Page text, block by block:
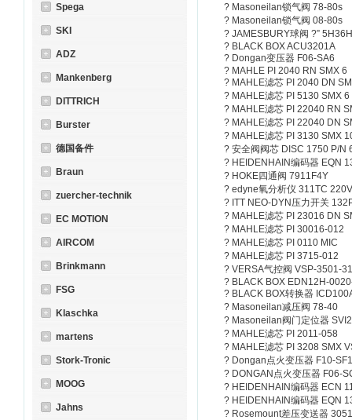
Spega
SKI
ADZ
Mankenberg
DITTRICH
Burster
德国备件
Braun
zuercher-technik
EC MOTION
AIRCOM
Brinkmann
FSG
Klaschka
martens
Stork-Tronic
MOOG
Jahns
? Masoneilan锁气阀 78-80s
? Masoneilan锁气阀 08-80s
? JAMESBURY球阀 ?”
? BLACK BOX ACU3201A
? Dongan变压器 F06-SA6
? MAHLE PI 2040 RN SMX 6
? MAHLE滤芯 PI 2040 DN
? MAHLE滤芯 PI 5130 SMX 6
? MAHLE滤芯 PI 22040 RN
? MAHLE滤芯 PI 22040 DN
? MAHLE滤芯 PI 3130 SMX
? 安全阀阀芯 DISC 1750 P/N
? HEIDENHAIN编码器 EQN
? HOKE四通阀 7911F4Y
? edyne氧分析仪 311TC
? ITT NEO-DYN压力开关
? MAHLE滤芯 PI 23016 DN
? MAHLE滤芯 PI 30016-012
? MAHLE滤芯 PI 0110 MIC
? MAHLE滤芯 PI 3715-012
? VERSA气控阀 VSP-3501-
? BLACK BOX EDN12H-
? BLACK BOX转换器
? Masoneilan减压阀 78-40
? Masoneilan阀门定位器
? MAHLE滤芯 PI 2011-058
? MAHLE滤芯 PI 3208 SMX
? Dongan点火变压器 F10-SF1
? DONGAN点火变压器 F06-
? HEIDENHAIN编码器 ECN
? HEIDENHAIN编码器 EQN
? Rosemount差压变送器